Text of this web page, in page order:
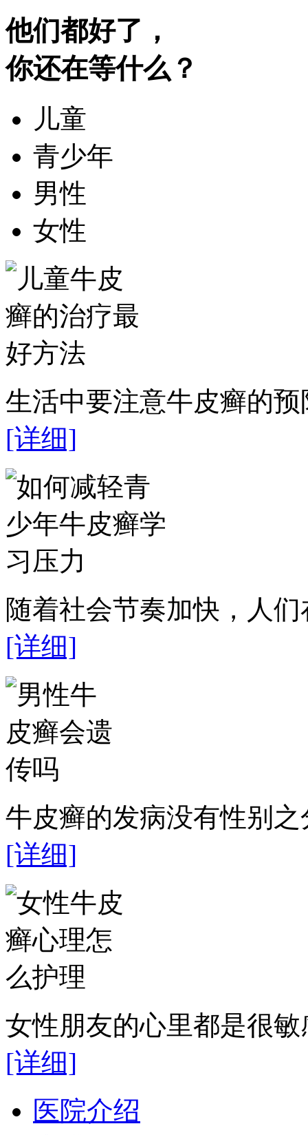
他们都好了，
你还在等什么？
儿童
青少年
男性
女性
生活中要注意牛皮癣的
[详细]
随着社会节奏加快，人
[详细]
牛皮癣的发病没有性别
[详细]
女性朋友的心里都是很
[详细]
医院介绍